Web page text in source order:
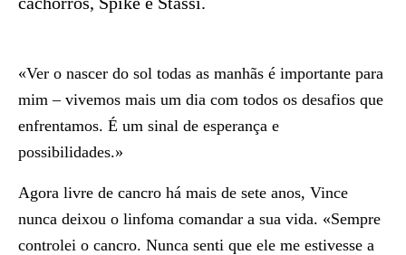
«Ver o nascer do sol todas as manhãs é importante para
mim – vivemos mais um dia com todos os desafios que
enfrentamos. É um sinal de esperança e
possibilidades.»
Agora livre de cancro há mais de sete anos, Vince
nunca deixou o linfoma comandar a sua vida. «Sempre
controlei o cancro. Nunca senti que ele me estivesse a